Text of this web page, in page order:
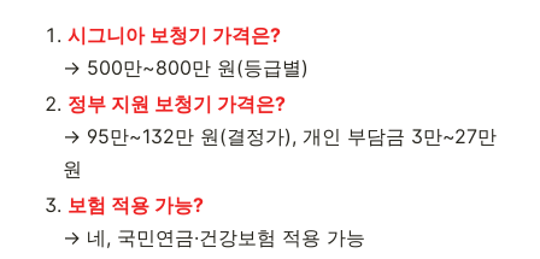
시그니아 보청기 가격은?
→ 500만~800만 원(등급별)
정부 지원 보청기 가격은?
→ 95만~132만 원(결정가), 개인 부담금 3만~27만
원
보험 적용 가능?
→ 네, 국민연금·건강보험 적용 가능